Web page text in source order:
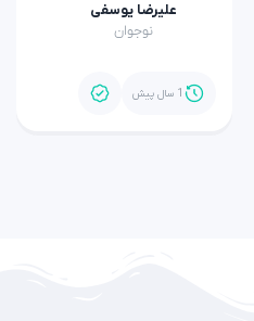
علیرضا یوسفی
نوجوان
1 سال پیش